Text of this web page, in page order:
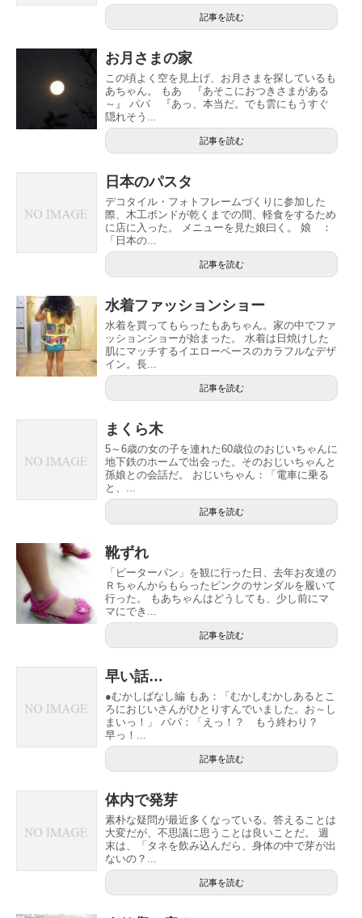
記事を読む
お月さまの家
この頃よく空を見上げ、お月さまを探しているも
あちゃん。 もあ 『あそこにおつきさまがある
～』 パパ 『あっ、本当だ。でも雲にもうすぐ
隠れそう...
記事を読む
日本のパスタ
デコタイル・フォトフレームづくりに参加した
際、木工ボンドが乾くまでの間、軽食をするため
に店に入った。 メニューを見た娘曰く。 娘 ：
「日本の...
記事を読む
水着ファッションショー
水着を買ってもらったもあちゃん。家の中でファ
ッションショーが始まった。 水着は日焼けした
肌にマッチするイエローベースのカラフルなデザ
イン。長...
記事を読む
まくら木
5～6歳の女の子を連れた60歳位のおじいちゃんに
地下鉄のホームで出会った。そのおじいちゃんと
孫娘との会話だ。 おじいちゃん：「電車に乗る
と、...
記事を読む
靴ずれ
「ピーターパン」を観に行った日、去年お友達の
Ｒちゃんからもらったピンクのサンダルを履いて
行った。 もあちゃんはどうしても、少し前にマ
マにでき...
記事を読む
早い話…
●むかしばなし編 もあ：「むかしむかしあるとこ
ろにおじいさんがひとりすんでいました。お～し
まいっ！」 パパ：「えっ！？ もう終わり？
早っ！...
記事を読む
体内で発芽
素朴な疑問が最近多くなっている。答えることは
大変だが、不思議に思うことは良いことだ。 週
末は、「タネを飲み込んだら、身体の中で芽が出
ないの？...
記事を読む